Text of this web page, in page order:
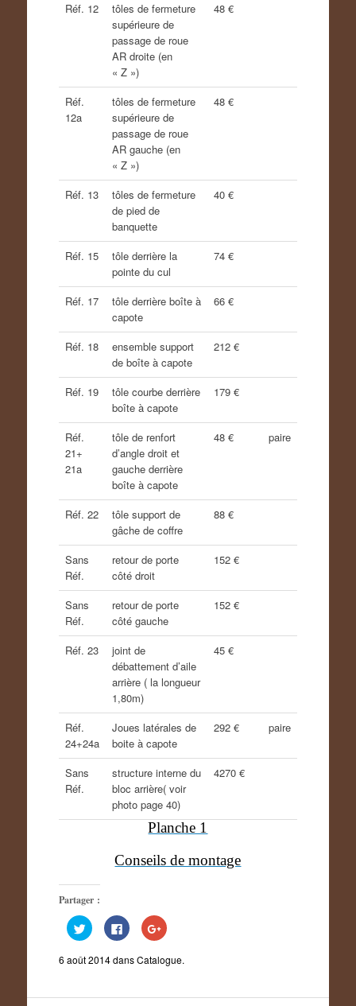
Réf. 12
tôles de fermeture
supérieure de
passage de roue
AR droite (en
« Z »)
48 €
Réf.
12a
tôles de fermeture
supérieure de
passage de roue
AR gauche (en
« Z »)
48 €
Réf. 13
tôles de fermeture
de pied de
banquette
40 €
Réf. 15
tôle derrière la
pointe du cul
74 €
Réf. 17
tôle derrière boîte à
capote
66 €
Réf. 18
ensemble support
de boîte à capote
212 €
Réf. 19
tôle courbe derrière
boîte à capote
179 €
Réf.
21+
21a
tôle de renfort
d’angle droit et
gauche derrière
boîte à capote
48 € paire
Réf. 22
tôle support de
gâche de coffre
88 €
Sans
Réf.
retour de porte
côté droit
152 €
Sans
Réf.
retour de porte
côté gauche
152 €
Réf. 23
joint de
débattement d’aile
arrière ( la longueur
1,80m)
45 €
Réf.
24+24a
Joues latérales de
boite à capote
292 € paire
Sans
Réf.
structure interne du
bloc arrière( voir
photo page 40)
4270 €
Planche 1
Conseils de montage
Partager :
C
l
q
u
o
C
l
u
o
C
l
u
o
6 août 2014dansCatalogue.